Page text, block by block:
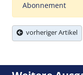
Abonnement
vorheriger Artikel